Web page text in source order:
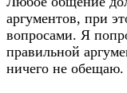
аргументов, при
вопросами. Я
правильной
ничего не обещаю.